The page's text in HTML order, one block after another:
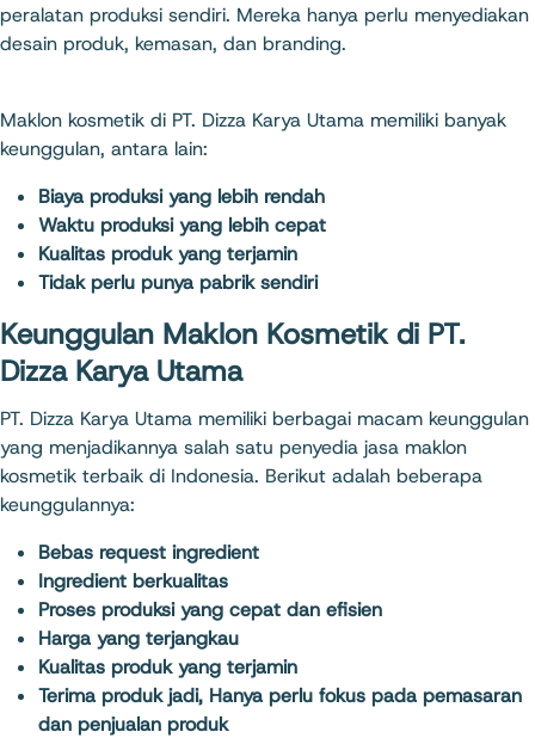
peralatan produksi sendiri. Mereka hanya perlu menyediakan
desain produk, kemasan, dan branding.
Maklon kosmetik di PT. Dizza Karya Utama memiliki banyak
keunggulan, antara lain:
Biaya produksi yang lebih rendah
Waktu produksi yang lebih cepat
Kualitas produk yang terjamin
Tidak perlu punya pabrik sendiri
Keunggulan Maklon Kosmetik di PT.
Dizza Karya Utama
PT. Dizza Karya Utama memiliki berbagai macam keunggulan
yang menjadikannya salah satu penyedia jasa maklon
kosmetik terbaik di Indonesia. Berikut adalah beberapa
keunggulannya:
Bebas request ingredient
Ingredient berkualitas
Proses produksi yang cepat dan efisien
Harga yang terjangkau
Kualitas produk yang terjamin
Terima produk jadi, Hanya perlu fokus pada pemasaran
dan penjualan produk